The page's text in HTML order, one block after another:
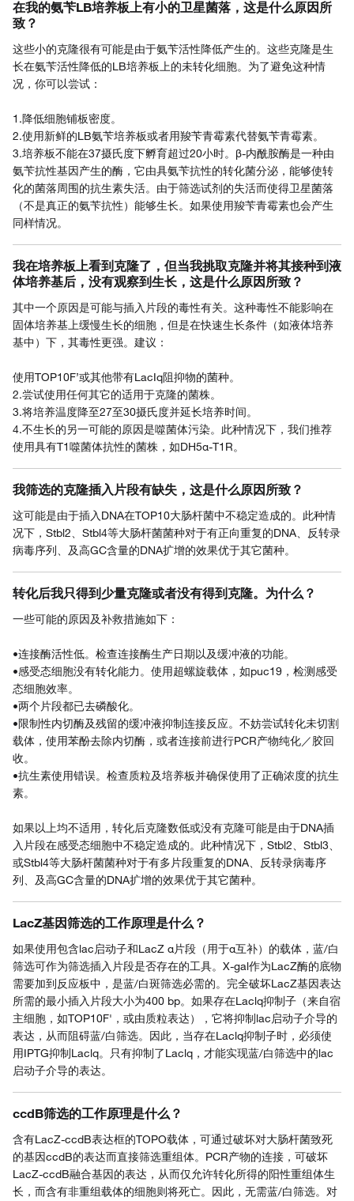
在我的氨苄LB培养板上有小的卫星菌落，这是什么原因所
致？
这些小的克隆很有可能是由于氨苄活性降低产生的。这些克隆是生
长在氨苄活性降低的LB培养板上的未转化细胞。为了避免这种情
况，你可以尝试：
1.降低细胞铺板密度。
2.使用新鲜的LB氨苄培养板或者用羧苄青霉素代替氨苄青霉素。
3.培养板不能在37摄氏度下孵育超过20小时。β-内酰胺酶是一种由
氨苄抗性基因产生的酶，它由具氨苄抗性的转化菌分泌，能够使转
化的菌落周围的抗生素失活。由于筛选试剂的失活而使得卫星菌落
（不是真正的氨苄抗性）能够生长。如果使用羧苄青霉素也会产生
同样情况。
我在培养板上看到克隆了，但当我挑取克隆并将其接种到液
体培养基后，没有观察到生长，这是什么原因所致？
其中一个原因是可能与插入片段的毒性有关。这种毒性不能影响在
固体培养基上缓慢生长的细胞，但是在快速生长条件（如液体培养
基中）下，其毒性更强。建议：
使用TOP10F’或其他带有LacIq阻抑物的菌种。
2.尝试使用任何其它的适用于克隆的菌株。
3.将培养温度降至27至30摄氏度并延长培养时间。
4.不生长的另一可能的原因是噬菌体污染。此种情况下，我们推荐
使用具有T1噬菌体抗性的菌株，如DH5α-T1R。
我筛选的克隆插入片段有缺失，这是什么原因所致？
这可能是由于插入DNA在TOP10大肠杆菌中不稳定造成的。此种情
况下，Stbl2、Stbl4等大肠杆菌菌种对于有正向重复的DNA、反转录
病毒序列、及高GC含量的DNA扩增的效果优于其它菌种。
转化后我只得到少量克隆或者没有得到克隆。为什么？
一些可能的原因及补救措施如下：
•连接酶活性低。检查连接酶生产日期以及缓冲液的功能。
•感受态细胞没有转化能力。使用超螺旋载体，如puc19，检测感受
态细胞效率。
•两个片段都已去磷酸化。
•限制性内切酶及残留的缓冲液抑制连接反应。不妨尝试转化未切割
载体，使用苯酚去除内切酶，或者连接前进行PCR产物纯化／胶回
收。
•抗生素使用错误。检查质粒及培养板并确保使用了正确浓度的抗生
素。
如果以上均不适用，转化后克隆数低或没有克隆可能是由于DNA插
入片段在感受态细胞中不稳定造成的。此种情况下，Stbl2、Stbl3、
或Stbl4等大肠杆菌菌种对于有多片段重复的DNA、反转录病毒序
列、及高GC含量的DNA扩增的效果优于其它菌种。
LacZ基因筛选的工作原理是什么？
如果使用包含lac启动子和LacZ α片段（用于α互补）的载体，蓝/白
筛选可作为筛选插入片段是否存在的工具。X-gal作为LacZ酶的底物
需要加到反应板中，是蓝/白斑筛选必需的。完全破坏LacZ基因表达
所需的最小插入片段大小为400 bp。如果存在Laclq抑制子（来自宿
主细胞，如TOP10F'，或由质粒表达），它将抑制lac启动子介导的
表达，从而阻碍蓝/白筛选。因此，当存在Laclq抑制子时，必须使
用IPTG抑制Laclq。只有抑制了Laclq，才能实现蓝/白筛选中的lac
启动子介导的表达。
ccdB筛选的工作原理是什么？
含有LacZ-ccdB表达框的TOPO载体，可通过破坏对大肠杆菌致死
的基因ccdB的表达而直接筛选重组体。PCR产物的连接，可破坏
LacZ-ccdB融合基因的表达，从而仅允许转化所得的阳性重组体生
长，而含有非重组载体的细胞则将死亡。因此，无需蓝/白筛选。对